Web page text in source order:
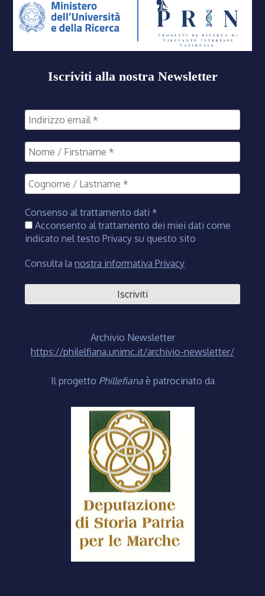
Iscriviti alla nostra Newsletter
Consenso al trattamento dati *
Acconsento al trattamento dei miei dati come
indicato nel testo Privacy su questo sito
Consulta lanostra informativa Privacy
Archivio Newsletter
https://philelfiana.unimc.it/archivio-newsletter/
Il progetto Phillefiana è patrocinato da